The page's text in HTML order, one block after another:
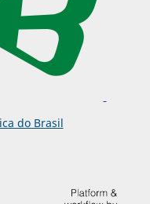
do Brasil